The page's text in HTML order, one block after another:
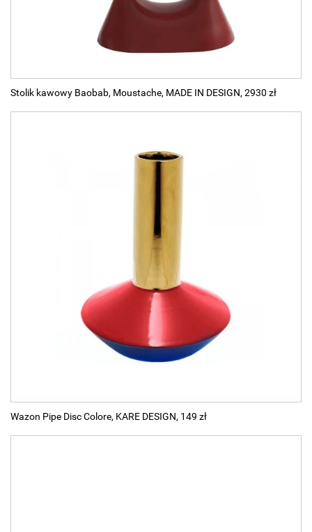
Stolik kawowy Baobab, Moustache, MADE IN DESIGN, 2930 zł
Wazon Pipe Disc Colore, KARE DESIGN, 149 zł